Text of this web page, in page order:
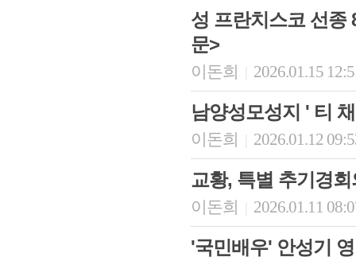
성 프란치스코 선종
문>
이돈희 2026.01.15
남양성모성지 ' 티
이돈희 2026.01.12
교황, 특별 추기경
이돈희 2026.01.11
'국민배우' 안성기